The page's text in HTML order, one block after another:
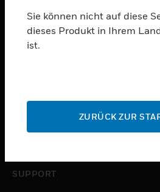
PRODUKTE
toggle view
toggle view
toggle view
SUPPORT
Sie können nicht auf diese
dieses Produkt in Ihrem
ist.
ZURÜCK ZUR